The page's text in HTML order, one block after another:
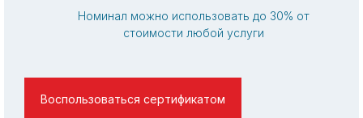
Номинал можно использовать до 30% от
стоимости любой услуги
Воспользоваться сертификатом